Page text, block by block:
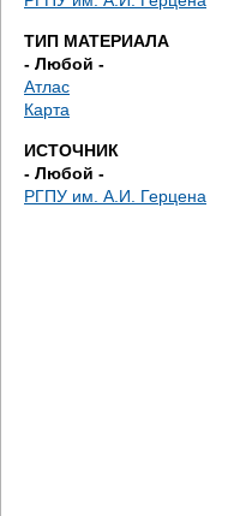
ТИП МАТЕРИАЛА
- Любой -
Атлас
Карта
ИСТОЧНИК
- Любой -
РГПУ им. А.И. Герцена